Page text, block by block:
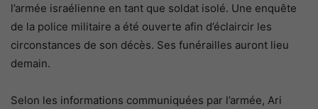
l’armée israélienne en tant que soldat isolé. Une enquête
de la police militaire a été ouverte afin d’éclaircir les
circonstances de son décès. Ses funérailles auront lieu
demain.
Selon les informations communiquées par l’armée, Ari